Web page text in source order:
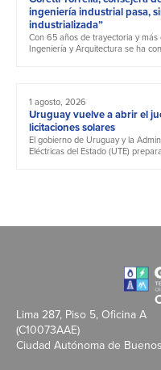
ingeniería industrial pasa,
industrializada”
Con 65 años de trayectoria y
Ingeniería y Arquitectura se ha
1 agosto, 2026
Uruguay vuelve a abrir el
licitaciones solares
El gobierno de Uruguay y la
Eléctricas del Estado (UTE)
Lima 287, Piso 5, Oficina A
(C10073AAE)
Ciudad Autónoma de